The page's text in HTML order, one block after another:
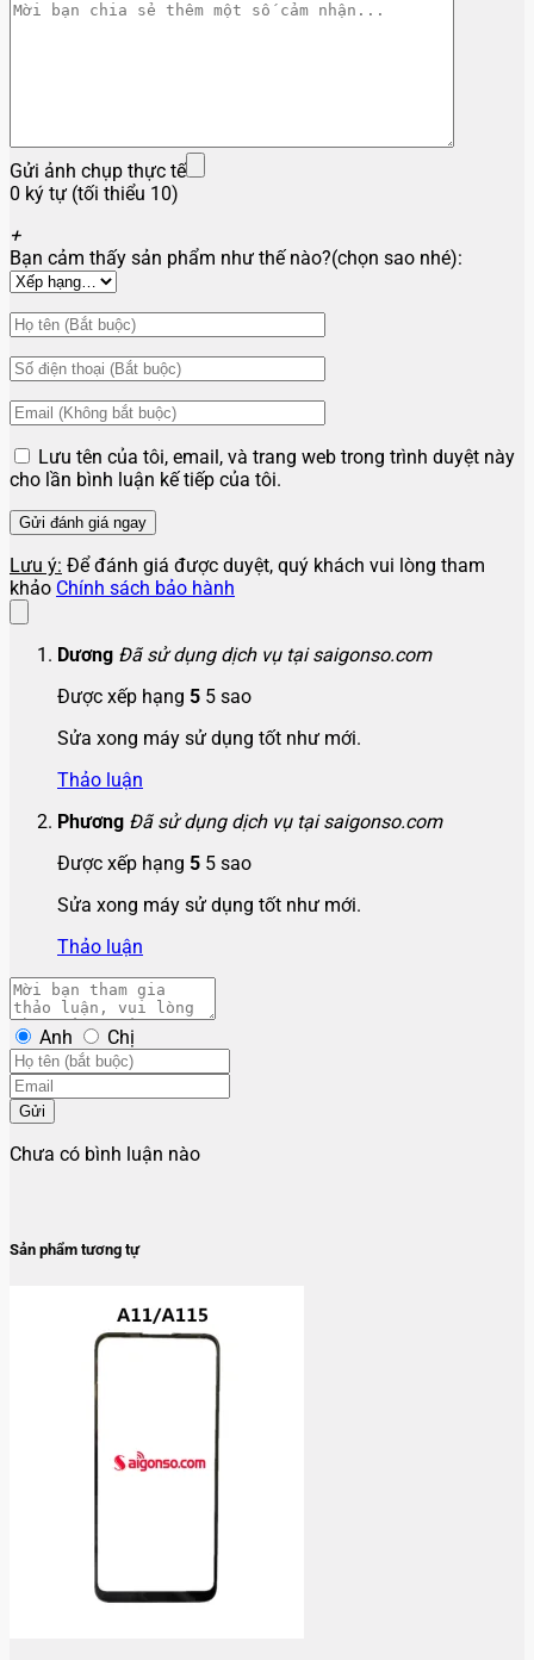
Gửi ảnh chụp thực tế
0 ký tự (tối thiểu 10)
+
Bạn cảm thấy sản phẩm như thế nào?(chọn sao nhé):
Lưu tên của tôi, email, và trang web trong trình duyệt này
cho lần bình luận kế tiếp của tôi.
Lưu ý: Để đánh giá được duyệt, quý khách vui lòng tham
khảo Chính sách bảo hành
Dương Đã sử dụng dịch vụ tại saigonso.com
Được xếp hạng 5 5 sao
Sửa xong máy sử dụng tốt như mới.
Thảo luận
Phương Đã sử dụng dịch vụ tại saigonso.com
Được xếp hạng 5 5 sao
Sửa xong máy sử dụng tốt như mới.
Thảo luận
Anh Chị
Gửi
Chưa có bình luận nào
Sản phẩm tương tự